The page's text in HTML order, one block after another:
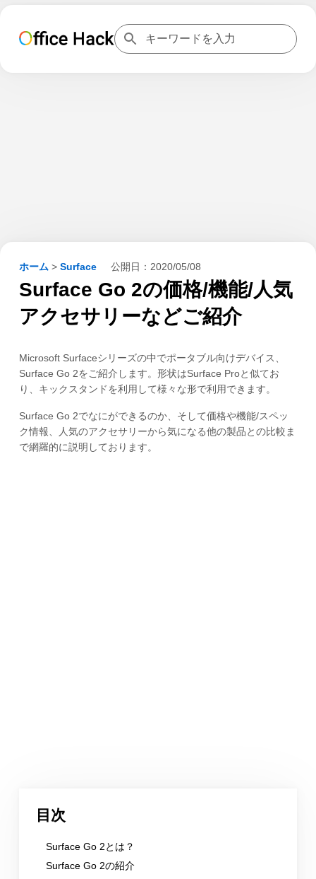
ホーム > Surface 公開日： 2020/05/08
Surface Go 2の価格/機能/人気
アクセサリーなどご紹介
Microsoft Surfaceシリーズの中でポータブル向けデバイス、
Surface Go 2をご紹介します。形状はSurface Proと似てお
り、キックスタンドを利用して様々な形で利用できます。
Surface Go 2でなにができるのか、そして価格や機能/スペッ
ク情報、人気のアクセサリーから気になる他の製品との比較ま
で網羅的に説明しております。
目次
Surface Go 2とは？
Surface Go 2の紹介